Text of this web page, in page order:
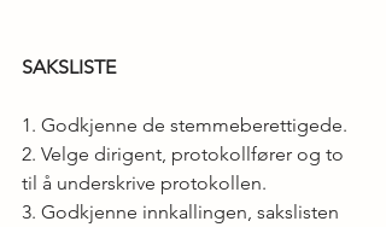
SAKSLISTE
1. Godkjenne de stemmeberettigede.
2. Velge dirigent, protokollfører og to
til å underskrive protokollen.
3. Godkjenne innkallingen, sakslisten